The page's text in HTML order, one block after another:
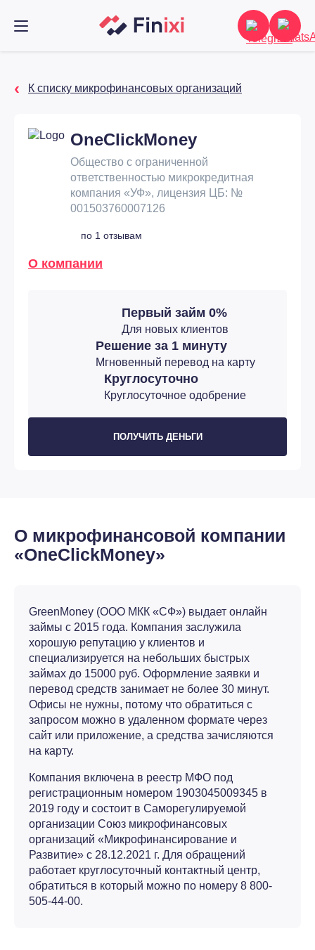
К списку микрофинансовых организаций
OneClickMoney
Общество с ограниченной
ответственностью микрокредитная
компания «УФ», лицензия ЦБ: №
001503760007126
по 1 отзывам
О компании
Первый займ 0%
Для новых клиентов
Решение за 1 минуту
Мгновенный перевод на карту
Круглосуточно
Круглосуточное одобрение
ПОЛУЧИТЬ ДЕНЬГИ
О микрофинансовой компании
«OneClickMoney»
GreenMoney (ООО МКК «СФ») выдает онлайн
займы с 2015 года. Компания заслужила
хорошую репутацию у клиентов и
специализируется на небольших быстрых
займах до 15000 руб. Оформление заявки и
перевод средств занимает не более 30 минут.
Офисы не нужны, потому что обратиться с
запросом можно в удаленном формате через
сайт или приложение, а средства зачисляются
на карту.
Компания включена в реестр МФО под
регистрационным номером 1903045009345 в
2019 году и состоит в Саморегулируемой
организации Союз микрофинансовых
организаций «Микрофинансирование и
Развитие» с 28.12.2021 г. Для обращений
работает круглосуточный контактный центр,
обратиться в который можно по номеру 8 800-
505-44-00.